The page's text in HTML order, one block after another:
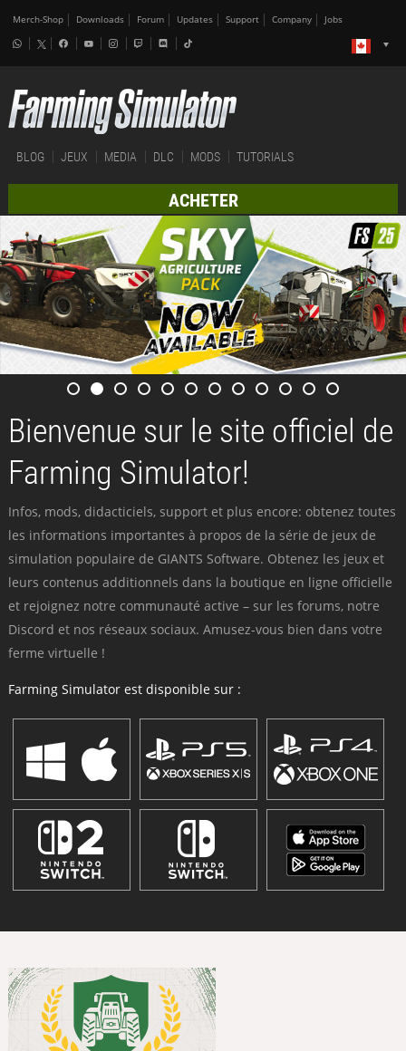
Merch-Shop Downloads Forum Updates Support Company Jobs
BLOG JEUX MEDIA DLC MODS TUTORIALS
ACHETER
Bienvenue sur le site officiel de
Farming Simulator!
Infos, mods, didacticiels, support et plus encore: obtenez toutes
les informations importantes à propos de la série de jeux de
simulation populaire de GIANTS Software. Obtenez les jeux et
leurs contenus additionnels dans la boutique en ligne officielle
et rejoignez notre communauté active – sur les forums, notre
Discord et nos réseaux sociaux. Amusez-vous bien dans votre
ferme virtuelle !
Farming Simulator est disponible sur :